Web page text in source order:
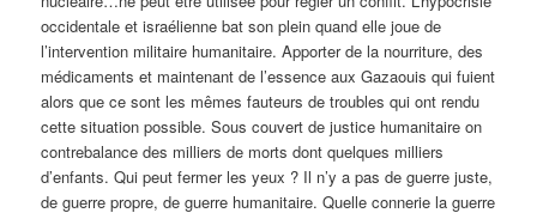
occidentale et israélienne bat son plein quand elle joue de
l’intervention militaire humanitaire. Apporter de la nourriture, des
médicaments et maintenant de l’essence aux Gazaouis qui fuient
alors que ce sont les mêmes fauteurs de troubles qui ont rendu
cette situation possible. Sous couvert de justice humanitaire on
contrebalance des milliers de morts dont quelques milliers
d’enfants. Qui peut fermer les yeux ? Il n’y a pas de guerre juste,
de guerre propre, de guerre humanitaire. Quelle connerie la guerre